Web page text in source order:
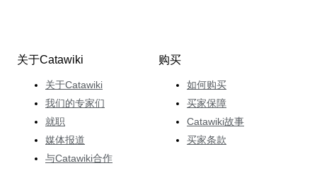
关于Catawiki
关于Catawiki
我们的专家们
就职
媒体报道
与Catawiki合作
购买
如何购买
买家保障
Catawiki故事
买家条款